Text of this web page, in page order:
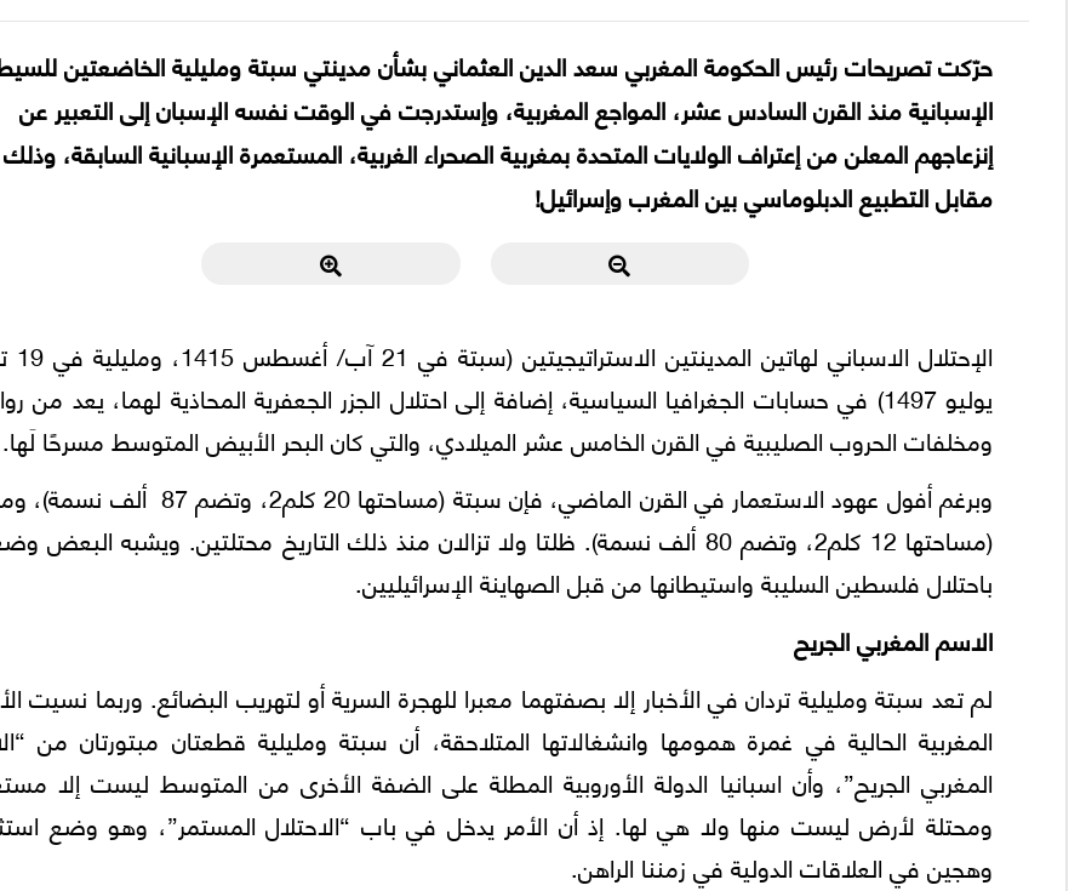
حرّكت تصريحات رئيس الحكومة المغربي سعد الدين العثماني بشأن مدينتي سبتة ومليلية الخاضعتين
الإسبانية منذ القرن السادس عشر، المواجع المغربية، وإستدرجت في الوقت نفسه الإسبان إلى التعبير عن
إنزعاجهم المعلن من إعتراف الولايات المتحدة بمغربية الصحراء الغربية، المستعمرة الإسبانية السابقة، وذلك
مقابل التطبيع الدبلوماسي بين المغرب وإسرائيل!
يوليو 1497) في حسابات الجغرافيا السياسية، إضافة إلى احتلال الجزر الجعفرية المحاذية لهما، يعد من
ومخلفات الحروب الصليبية في القرن الخامس عشر الميلادي، والتي كان البحر الأبيض المتوسط مسرحًا لَها.
وبرغم أفول عهود الاستعمار في القرن الماضي، فإن سبتة (مساحتها 20 كلم2،
(مساحتها 12 كلم2، وتضم 80 ألف نسمة). ظلتا ولا تزالان منذ ذلك التاريخ محتلتين. ويشبه البعض
باحتلال فلسطين السليبة واستيطانها من قبل الصهاينة الإسرائيليين.
الاسم المغربي الجريح
لم تعد سبتة ومليلية تردان في الأخبار إلا بصفتهما معبرا للهجرة السرية أو لتهريب البضائع. وربما نسيت
المغربية الحالية في غمرة همومها وانشغالاتها المتلاحقة، أن سبتة ومليلية قطعتان مبتورتان من
المغربي الجريح”، وأن اسبانيا الدولة الأوروبية المطلة على الضفة الأخرى من المتوسط ليست إلا
ومحتلة لأرض ليست منها ولا هي لها. إذ أن الأمر يدخل في باب “الاحتلال المستمر”، وهو وضع
وهجين في العلاقات الدولية في زمننا الراهن.